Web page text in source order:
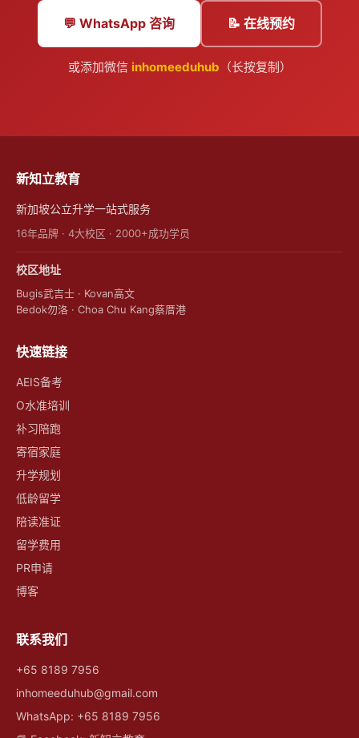
💬 WhatsApp 咨询 📝 在线预约
或添加微信 inhomeeduhub （长按复制）
新知立教育
新加坡公立升学一站式服务
16年品牌 · 4大校区 · 2000+成功学员
校区地址
Bugis武吉士 · Kovan高文
Bedok勿洛 · Choa Chu Kang蔡厝港
快速链接
AEIS备考
O水准培训
补习陪跑
寄宿家庭
升学规划
低龄留学
陪读准证
留学费用
PR申请
博客
联系我们
+65 8189 7956
inhomeeduhub@gmail.com
WhatsApp: +65 8189 7956